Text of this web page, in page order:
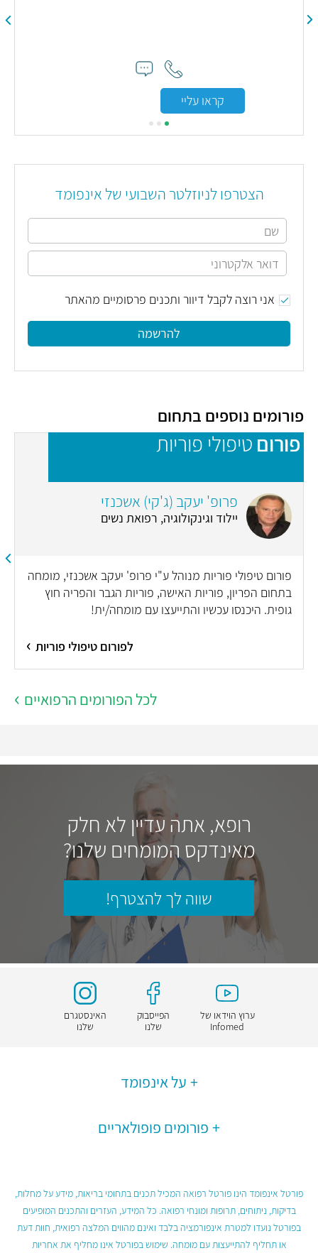
קראו עליי
הצטרפו לניוזלטר השבועי של אינפומד
אני רוצה לקבל דיוור ותכנים פרסומיים מהאתר
להרשמה
פורומים נוספים בתחום
פורום טיפולי פוריות
פרופ' יעקב (ג'קי) אשכנזי
יילוד וגינקולוגיה, רפואת נשים
פורום טיפולי פוריות מנוהל ע"י פרופ' יעקב אשכנזי, מומחה
בתחום הפריון, פוריות האישה, פוריות הגבר והפריה חוץ
גופית. היכנסו עכשיו והתייעצו עם מומחה/ית!
לפורום טיפולי פוריות
לכל הפורומים הרפואיים
רופא, אתה עדיין לא חלק
מאינדקס המומחים שלנו?
שווה לך להצטרף!
ערוץ הוידאו של
Infomed
הפייסבוק
שלנו
האינסטגרם
שלנו
על אינפומד
פורומים פופולאריים
פורטל אינפומד הינו פורטל רפואה המכיל תכנים בתחומי בריאות, מידע על מחלות,
בדיקות, ניתוחים, תרופות ומונחי רפואה. כל המידע, העזרים והתכנים המופיעים
בפורטל נועדו למטרת אינפורמציה בלבד ואינם מהווים המלצה רפואית, חוות דעת
או תחליף להתייעצות עם מומחה. שימוש בפורטל אינו מחליף את אחריות